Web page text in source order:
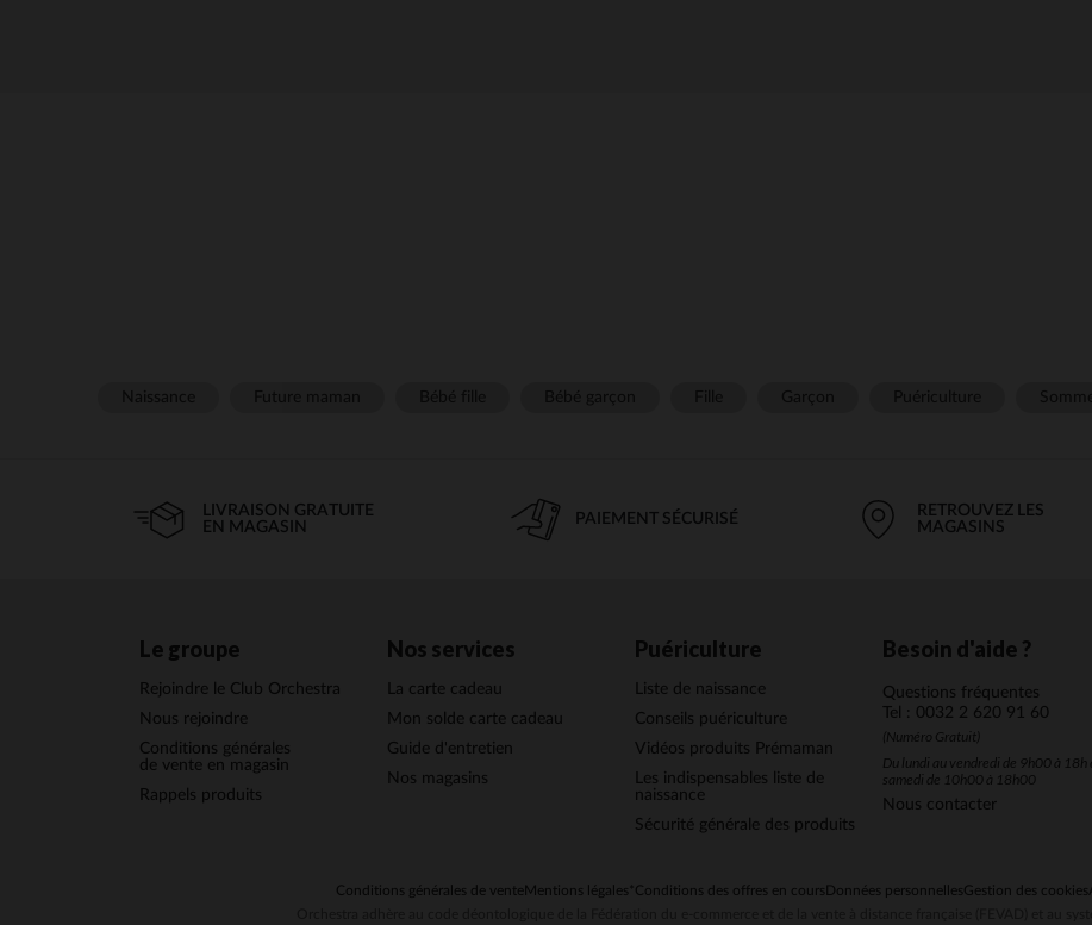
LIVRAISON GRATUITE
EN MAGASIN
PAIEMENT SÉCURISÉ
RETROUVEZ LES
MAGASINS
Le groupe
Rejoindre le Club Orchestra
Nous rejoindre
Conditions générales
de vente en magasin
Rappels produits
Nos services
La carte cadeau
Mon solde carte cadeau
Guide d'entretien
Nos magasins
Puériculture
Liste de naissance
Conseils puériculture
Vidéos produits Prémaman
Les indispensables liste de
naissance
Sécurité générale des produits
Besoin d'aide ?
Questions fréquentes
Tel : 0032 2 620 91 60
(Numéro Gratuit)
Du lundi au vendredi de 9h00 à 18h
samedi de 10h00 à 18h00
Nous contacter
Conditions générales de venteMentions légales *Conditions des offres en cours Données personnellesGestion des cookies